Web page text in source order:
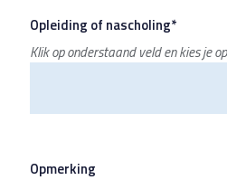
Opleiding of nascholing*
Klik op onderstaand veld en kies je
Opmerking